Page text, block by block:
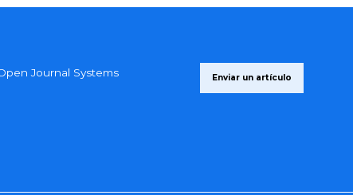
Journal Systems Enviar un artículo